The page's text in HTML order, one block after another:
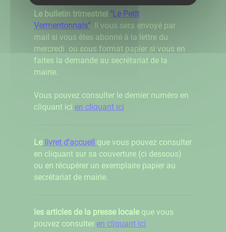
Le bulletin trimestriel "Le Petit
Vermentonnais". Il vous sera envoyé par
mail si vous êtes abonné à la lettre du
mercredi ou sous format papier si vous en
faites la demande au secrétariat de la
mairie.
Vous pouvez consulter le dernier numéro en
cliquant ici en cliquant ici
Lelivret d'accueil que vous pouvez consulter
en cliquant sur sa couverture (ci dessous)
ou en récupérer un exemplaire papier au
secrétariat de mairie.
les articles de la presse localeque vous
pouvez consulter en cliquant ici